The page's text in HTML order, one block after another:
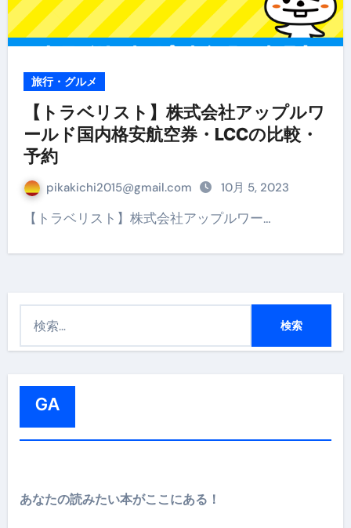
旅行・グルメ
【トラベリスト】株式会社アップルワ
ールド国内格安航空券・LCCの比較・
予約
pikakichi2015@gmail.com 10月 5, 2023
【トラベリスト】株式会社アップルワー…
GA
あなたの読みたい本がここにある！